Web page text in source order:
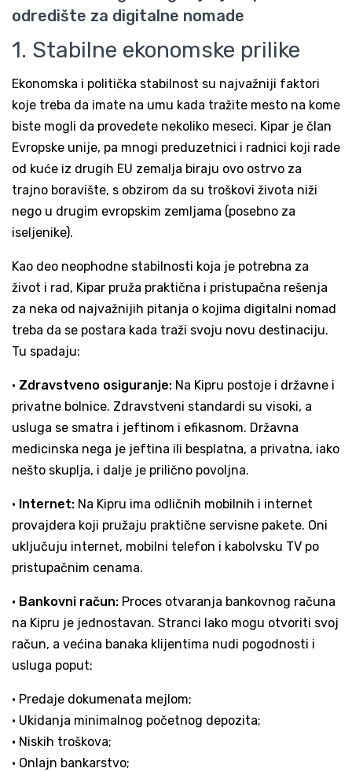
odredište za digitalne nomade
1. Stabilne ekonomske prilike
Ekonomska i politička stabilnost su najvažniji faktori
koje treba da imate na umu kada tražite mesto na kome
biste mogli da provedete nekoliko meseci. Kipar je član
Evropske unije, pa mnogi preduzetnici i radnici koji rade
od kuće iz drugih EU zemalja biraju ovo ostrvo za
trajno boravište, s obzirom da su troškovi života niži
nego u drugim evropskim zemljama (posebno za
iseljenike).
Kao deo neophodne stabilnosti koja je potrebna za
život i rad, Kipar pruža praktična i pristupačna rešenja
za neka od najvažnijih pitanja o kojima digitalni nomad
treba da se postara kada traži svoju novu destinaciju.
Tu spadaju:
• Zdravstveno osiguranje: Na Kipru postoje i državne i
privatne bolnice. Zdravstveni standardi su visoki, a
usluga se smatra i jeftinom i efikasnom. Državna
medicinska nega je jeftina ili besplatna, a privatna, iako
nešto skuplja, i dalje je prilično povoljna.
• Internet: Na Kipru ima odličnih mobilnih i internet
provajdera koji pružaju praktične servisne pakete. Oni
uključuju internet, mobilni telefon i kabolvsku TV po
pristupačnim cenama.
• Bankovni račun: Proces otvaranja bankovnog računa
na Kipru je jednostavan. Stranci lako mogu otvoriti svoj
račun, a većina banaka klijentima nudi pogodnosti i
usluga poput:
• Predaje dokumenata mejlom;
• Ukidanja minimalnog početnog depozita;
• Niskih troškova;
• Onlajn bankarstvo;